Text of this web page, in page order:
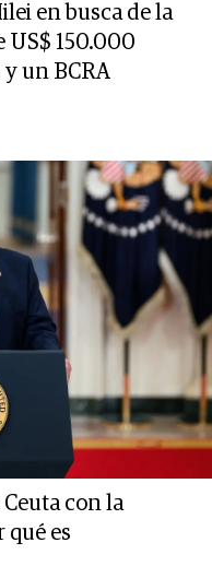
en busca de la
US$ 150.000
un BCRA
con la
qué es